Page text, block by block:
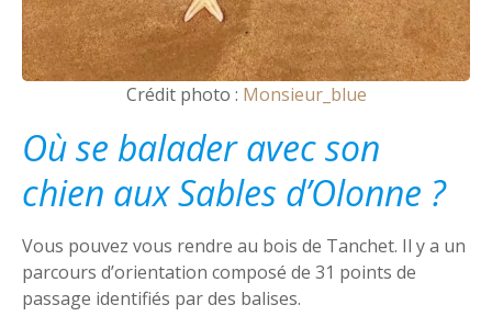
Crédit photo : Monsieur_blue
Où se balader avec son
chien aux Sables d’Olonne ?
Vous pouvez vous rendre au bois de Tanchet. Il y a un
parcours d’orientation composé de 31 points de
passage identifiés par des balises.